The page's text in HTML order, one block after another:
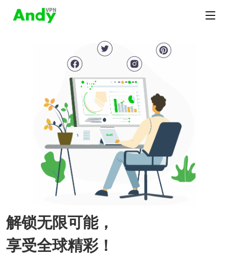
解锁无限可能，
享受全球精彩！